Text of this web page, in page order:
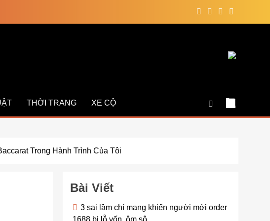
THỜI TRANG XE CỘ
Trong Hành Trình Của Tôi
Bài Viết
3 sai lầm chí mạng khiến người mới order
1688 bị lỗ vốn, ôm sô